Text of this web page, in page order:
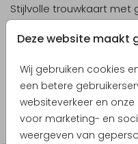
Deze website maakt
Wij gebruiken cookies
een betere
websiteverkeer en
voor marketing- en
weergeven van
Stijlvolle trouwkaart met
takjes.
Pretty Orange
Collectie
Trouwkaarten